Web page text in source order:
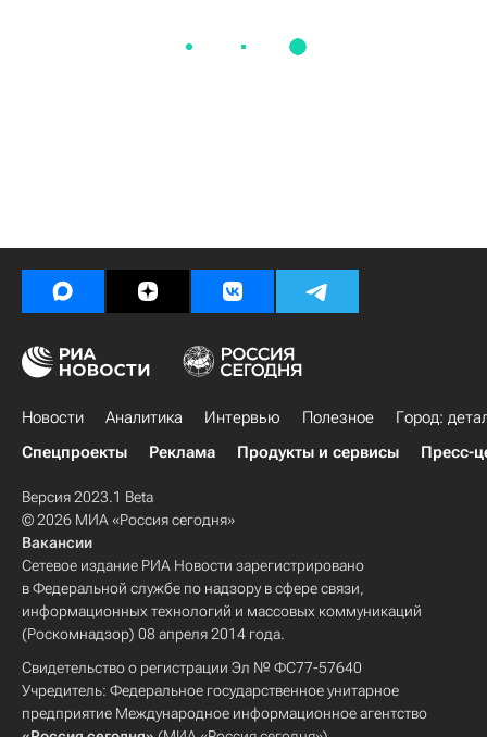
Новости Аналитика Интервью Полезное
Город:
Спецпроекты
Реклама Продукты и сервисы Пресс-
Версия 2023.1 Beta
© 2026 МИА «Россия сегодня»
Вакансии
Сетевое издание РИА Новости зарегистрировано
в Федеральной службе по надзору в сфере связи,
информационных технологий и массовых коммуникаций
(Роскомнадзор) 08 апреля 2014 года.
Свидетельство о регистрации Эл № ФС77-57640
Учредитель: Федеральное государственное унитарное
предприятие Международное информационное агентство